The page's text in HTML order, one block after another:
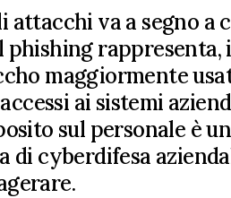
attacchi va a segno a
phishing rappresenta,
maggiormente
ai sistemi
sul personale è
di cyberdifesa